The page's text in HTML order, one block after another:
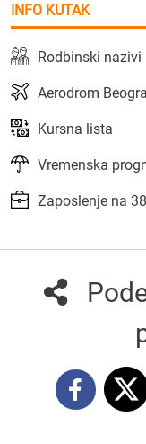
INFO KUTAK
Rodbinski nazivi
Aerodrom
Kursna lista
Vremenska
Zaposlenje na